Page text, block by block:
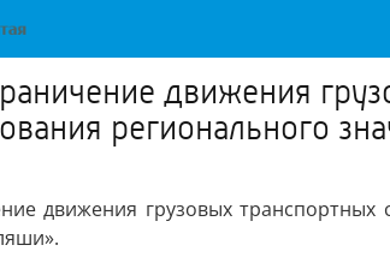
движения
регионального
движения грузовых